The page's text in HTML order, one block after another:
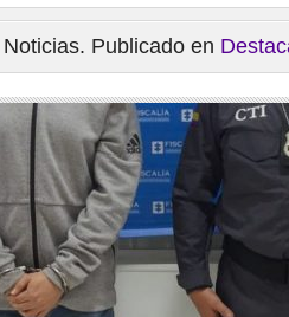
Publicado en